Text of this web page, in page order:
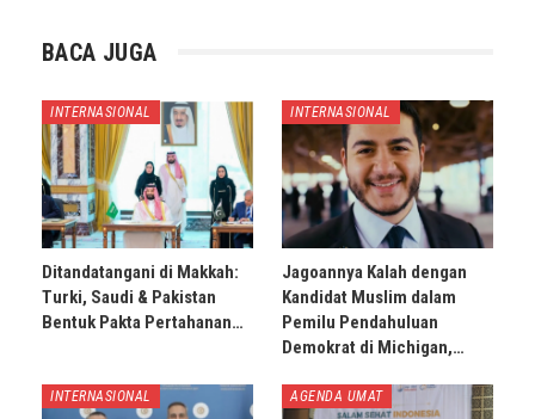
BACA JUGA
INTERNASIONAL
Ditandatangani di Makkah:
Turki, Saudi & Pakistan
Bentuk Pakta Pertahanan…
INTERNASIONAL
Jagoannya Kalah dengan
Kandidat Muslim dalam
Pemilu Pendahuluan
Demokrat di Michigan,…
INTERNASIONAL AGENDA UMAT